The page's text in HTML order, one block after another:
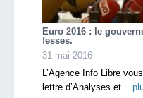
Euro 2016 : le
fesses.
31 mai 2016
L’Agence Info Libre
lettre d’Analyses et...